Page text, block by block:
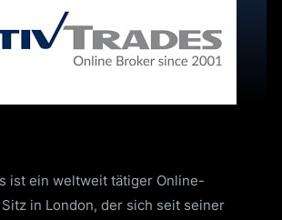
ist ein weltweit tätiger Online-
in London, der sich seit seiner